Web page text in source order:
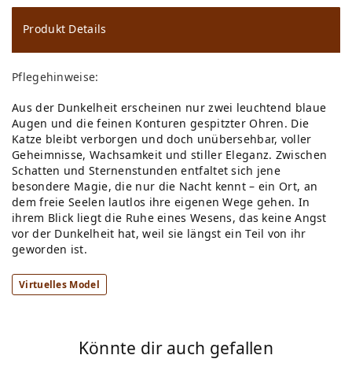
u
ns
ch
lis
te
Produkt Details
Pflegehinweise:
Aus der Dunkelheit erscheinen nur zwei leuchtend blaue
Augen und die feinen Konturen gespitzter Ohren. Die
Katze bleibt verborgen und doch unübersehbar, voller
Geheimnisse, Wachsamkeit und stiller Eleganz. Zwischen
Schatten und Sternenstunden entfaltet sich jene
besondere Magie, die nur die Nacht kennt – ein Ort, an
dem freie Seelen lautlos ihre eigenen Wege gehen. In
ihrem Blick liegt die Ruhe eines Wesens, das keine Angst
vor der Dunkelheit hat, weil sie längst ein Teil von ihr
geworden ist.
Virtuelles Model
Könnte dir auch gefallen